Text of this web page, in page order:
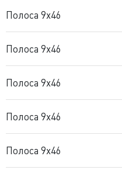
Полоса 9x46
Полоса 9x46
Полоса 9x46
Полоса 9x46
Полоса 9x46